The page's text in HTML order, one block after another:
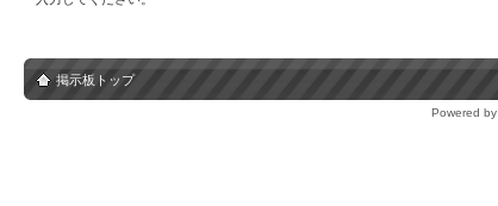
掲示板トップ
Powered by